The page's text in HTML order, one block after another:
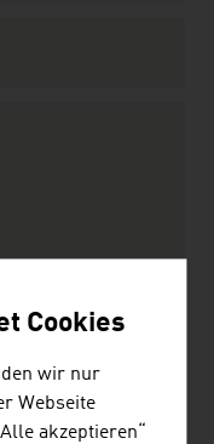
Cookies
wir nur
Webseite
akzeptieren“